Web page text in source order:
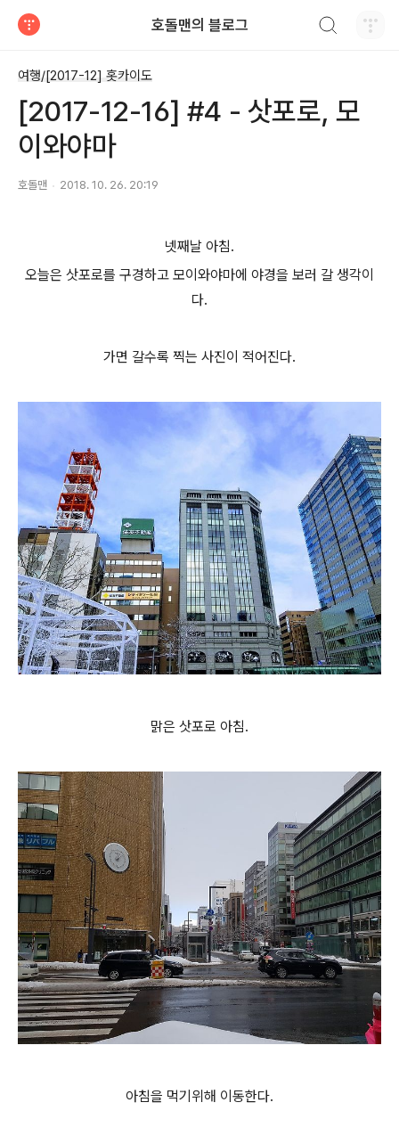
호돌맨의 블로그
여행/[2017-12] 홋카이도
[2017-12-16] #4 - 삿포로, 모
이와야마
호돌맨 2018. 10. 26. 20:19
넷째날 아침.
오늘은 삿포로를 구경하고 모이와야마에 야경을 보러 갈 생각이
다.
가면 갈수록 찍는 사진이 적어진다.
맑은 삿포로 아침.
아침을 먹기위해 이동한다.